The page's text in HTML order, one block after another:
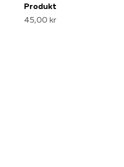
Produkt
45,00 kr